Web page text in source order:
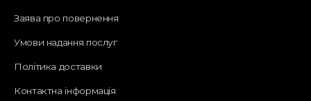
Заява про повернення
Умови надання послуг
Політика доставки
Контактна інформація